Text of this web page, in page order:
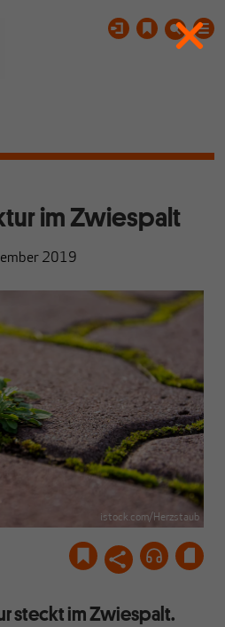
im Zwiespalt
2019
istock.com/Herzstaub
steckt im Zwiespalt.